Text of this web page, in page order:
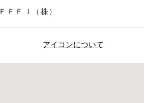
ＦＦＦＪ（株）
アイコンについて